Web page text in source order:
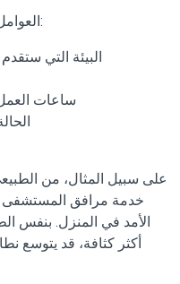
العوامل الأساسية التي تؤثر على الأسعار هي:
• البيئة التي
• ساعات
•
على سبيل المثال، من
خدمة مرافق المستشفى
الأمد في المنزل. بنفس
أكثر كثافة، قد يتوسع